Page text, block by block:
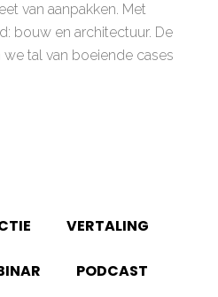
van aanpakken. Met
bouw en architectuur. De
tal van boeiende cases
VERTALING
PODCAST